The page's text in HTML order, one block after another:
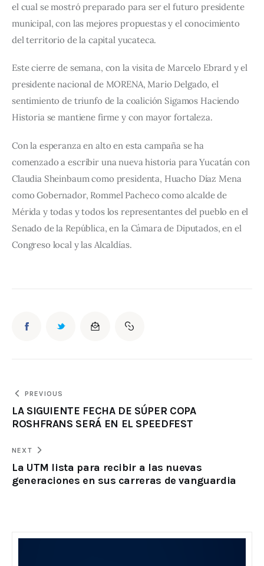
el cual se mostró preparado para ser el futuro presidente
municipal, con las mejores propuestas y el conocimiento
del territorio de la capital yucateca.
Este cierre de semana, con la visita de Marcelo Ebrard y el
presidente nacional de MORENA, Mario Delgado, el
sentimiento de triunfo de la coalición Sigamos Haciendo
Historia se mantiene firme y con mayor fortaleza.
Con la esperanza en alto en esta campaña se ha
comenzado a escribir una nueva historia para Yucatán con
Claudia Sheinbaum como presidenta, Huacho Díaz Mena
como Gobernador, Rommel Pacheco como alcalde de
Mérida y todas y todos los representantes del pueblo en el
Senado de la República, en la Cámara de Diputados, en el
Congreso local y las Alcaldías.
PREVIOUS
LA SIGUIENTE FECHA DE SÚPER COPA
ROSHFRANS SERÁ EN EL SPEEDFEST
NEXT
La UTM lista para recibir a las nuevas
generaciones en sus carreras de vanguardia